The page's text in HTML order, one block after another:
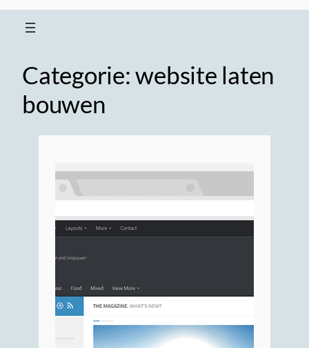
Categorie:website laten
bouwen